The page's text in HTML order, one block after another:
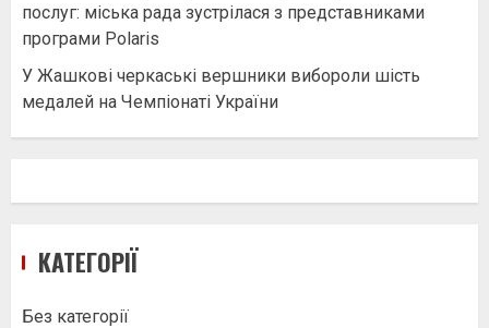
послуг: міська рада зустрілася з представниками
програми Polaris
У Жашкові черкаські вершники вибороли шість
медалей на Чемпіонаті України
КАТЕГОРІЇ
Без категорії